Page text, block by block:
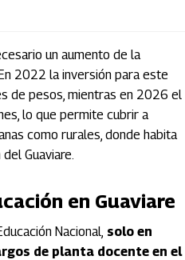
un aumento de la
2022 la inversión para este
de pesos, mientras en 2026 el
lo que permite cubrir a
como rurales, donde habita
Guaviare.
en Guaviare
Nacional, solo en
de planta docente en el